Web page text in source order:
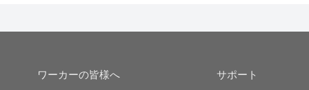
ワーカーの皆様へ サポート